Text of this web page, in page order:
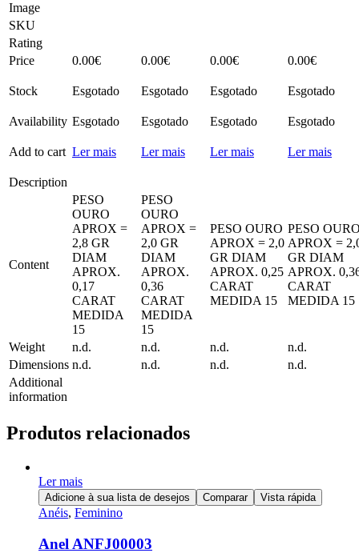
Image
SKU
Rating
Price
0.00€ 0.00€ 0.00€ 0.00€
Stock Esgotado Esgotado Esgotado Esgotado
Availability Esgotado Esgotado Esgotado Esgotado
Add to cart Ler mais Ler mais Ler mais Ler mais
Description
Content
PESO
OURO
APROX =
2,8 GR
DIAM
APROX.
0,17
CARAT
MEDIDA
15
PESO
OURO
APROX =
2,0 GR
DIAM
APROX.
0,36
CARAT
MEDIDA
15
PESO OURO
APROX = 2,0
GR DIAM
APROX. 0,25
CARAT
MEDIDA 15
PESO
APROX =
GR DIAM
APROX.
CARAT
MEDIDA 15
Weight n.d. n.d. n.d.
n.d.
Dimensions n.d. n.d. n.d.
n.d.
Additional
information
Produtos relacionados
Ler mais
Adicione à sua lista de desejos Comparar Vista rápida
Anéis, Feminino
Anel ANFJ00003